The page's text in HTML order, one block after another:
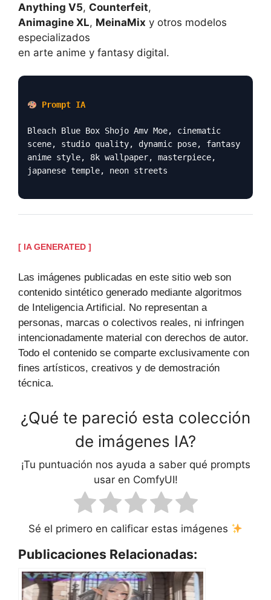
Anything V5, Counterfeit,
Animagine XL, MeinaMix y otros modelos
especializados
en arte anime y fantasy digital.
Prompt IA
Bleach Blue Box Shojo Amv Moe, cinematic
scene, studio quality, dynamic pose, fantasy
anime style, 8k wallpaper, masterpiece,
japanese temple, neon streets
[ IA GENERATED ]
Las imágenes publicadas en este sitio web son
contenido sintético generado mediante algoritmos
de Inteligencia Artificial. No representan a
personas, marcas o colectivos reales, ni infringen
intencionadamente material con derechos de autor.
Todo el contenido se comparte exclusivamente con
fines artísticos, creativos y de demostración
técnica.
¿Qué te pareció esta colección
de imágenes IA?
¡Tu puntuación nos ayuda a saber qué prompts
usar en ComfyUI!
Sé el primero en calificar estas imágenes
Publicaciones Relacionadas: